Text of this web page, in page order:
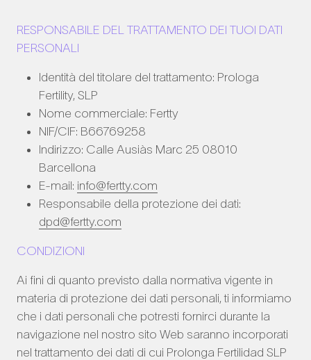
RESPONSABILE DEL TRATTAMENTO DEI TUOI DATI
PERSONALI
Identità del titolare del trattamento: Prologa
Fertility, SLP
Nome commerciale: Fertty
NIF/CIF: B66769258
Indirizzo: Calle Ausiàs Marc 25 08010
Barcellona
E-mail: info@fertty.com
Responsabile della protezione dei dati:
dpd@fertty.com
CONDIZIONI
Ai fini di quanto previsto dalla normativa vigente in
materia di protezione dei dati personali, ti informiamo
che i dati personali che potresti fornirci durante la
navigazione nel nostro sito Web saranno incorporati
nel trattamento dei dati di cui Prolonga Fertilidad SLP